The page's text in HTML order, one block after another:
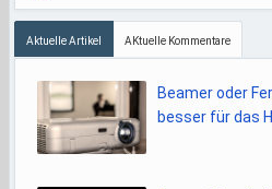
Aktuelle Artikel AKtuelle Kommentare
Beamer oder
besser für das